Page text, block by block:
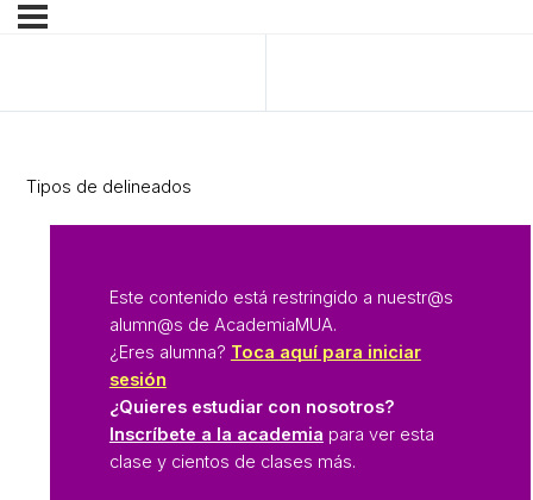
Tipos de delineados
Este contenido está restringido a nuestr@s
alumn@s de AcademiaMUA.
¿Eres alumna? Toca aquí para iniciar
sesión
¿Quieres estudiar con nosotros?
Inscríbete a la academia para ver esta
clase y cientos de clases más.